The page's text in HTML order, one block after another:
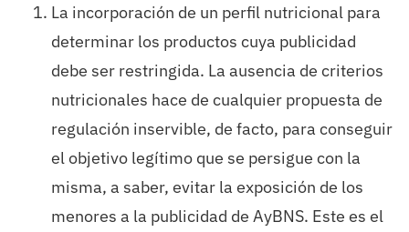
La incorporación de un perfil nutricional para
determinar los productos cuya publicidad
debe ser restringida. La ausencia de criterios
nutricionales hace de cualquier propuesta de
regulación inservible, de facto, para conseguir
el objetivo legítimo que se persigue con la
misma, a saber, evitar la exposición de los
menores a la publicidad de AyBNS. Este es el